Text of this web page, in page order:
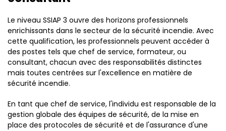
Le niveau SSIAP 3 ouvre des horizons professionnels
enrichissants dans le secteur de la sécurité incendie. Avec
cette qualification, les professionnels peuvent accéder à
des postes tels que chef de service, formateur, ou
consultant, chacun avec des responsabilités distinctes
mais toutes centrées sur l'excellence en matière de
sécurité incendie.
En tant que chef de service, l'individu est responsable de la
gestion globale des équipes de sécurité, de la mise en
place des protocoles de sécurité et de l'assurance d'une